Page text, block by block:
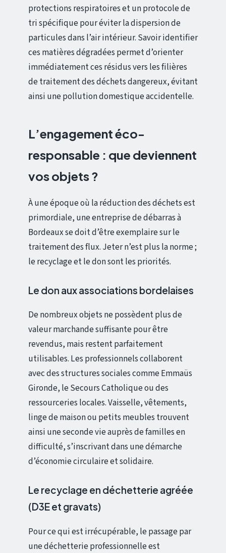
protections respiratoires et un protocole de
tri spécifique pour éviter la dispersion de
particules dans l’air intérieur. Savoir identifier
ces matières dégradées permet d’orienter
immédiatement ces résidus vers les filières
de traitement des déchets dangereux, évitant
ainsi une pollution domestique accidentelle.
L’engagement éco-
responsable : que deviennent
vos objets ?
À une époque où la réduction des déchets est
primordiale, une entreprise de débarras à
Bordeaux se doit d’être exemplaire sur le
traitement des flux. Jeter n’est plus la norme ;
le recyclage et le don sont les priorités.
Le don aux associations bordelaises
De nombreux objets ne possèdent plus de
valeur marchande suffisante pour être
revendus, mais restent parfaitement
utilisables. Les professionnels collaborent
avec des structures sociales comme Emmaüs
Gironde, le Secours Catholique ou des
ressourceries locales. Vaisselle, vêtements,
linge de maison ou petits meubles trouvent
ainsi une seconde vie auprès de familles en
difficulté, s’inscrivant dans une démarche
d’économie circulaire et solidaire.
Le recyclage en déchetterie agréée
(D3E et gravats)
Pour ce qui est irrécupérable, le passage par
une déchetterie professionnelle est